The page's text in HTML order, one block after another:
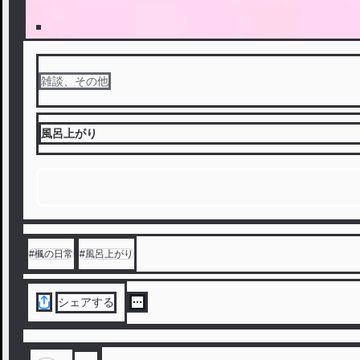
雑談、その他
風呂上がり
#楓の日常 #風呂上がり
シェアする